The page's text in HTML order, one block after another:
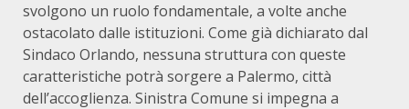
svolgono un ruolo fondamentale, a volte anche
ostacolato dalle istituzioni. Come già dichiarato dal
Sindaco Orlando, nessuna struttura con queste
caratteristiche potrà sorgere a Palermo, città
dell’accoglienza. Sinistra Comune si impegna a